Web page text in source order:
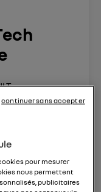
Renault 5
pour mesurer
nous permettent
publicitaires
continuer sans accepter